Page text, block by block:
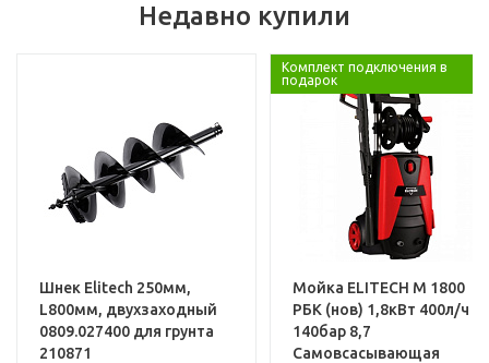
Недавно купили
Шнек Elitech 250мм,
L800мм, двухзаходный
0809.027400 для грунта
210871
Комплект подключения в
подарок
Мойка ELITECH М 1800
РБК (нов) 1,8кВт 400л/ч
140бар 8,7
Самовсасывающая